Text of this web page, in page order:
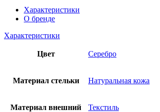
Характеристики
О бренде
Характеристики
Цвет Серебро
Материал стельки Натуральная кожа
Материал внешний Текстиль